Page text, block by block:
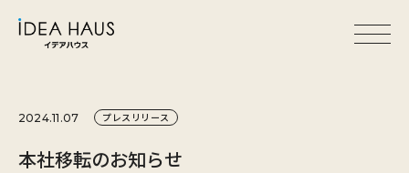
2024.11.07 プレスリリース
本社移転のお知らせ